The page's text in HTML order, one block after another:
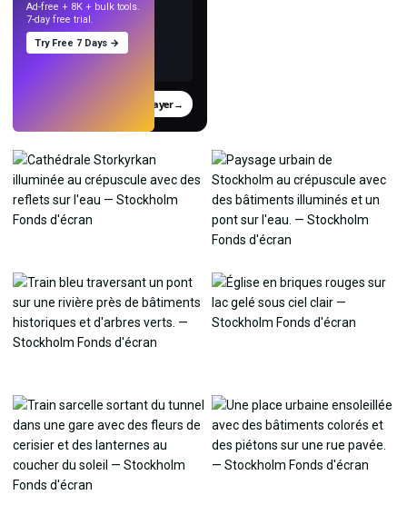
Essayer→
Ad-free + 8K + bulk tools.
7-day free trial.
Try Free 7 Days →